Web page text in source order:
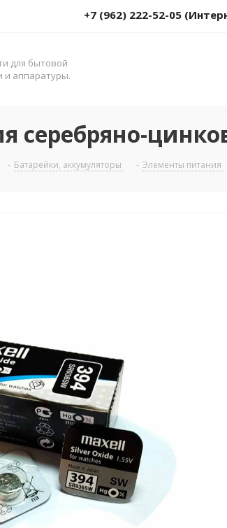
+7 (962) 222-52-05
для бытовой
и аппаратуры.
серебряно-
- Батарейки, аккумуляторы - Элементы питания